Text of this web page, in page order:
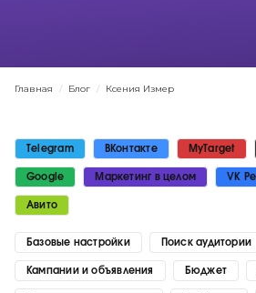
Главная / Блог / Ксения Измер
Telegram ВКонтакте MyTarget
Google Маркетинг в целом VK
Авито
Базовые настройки Поиск аудитории
Кампании и объявления Бюджет